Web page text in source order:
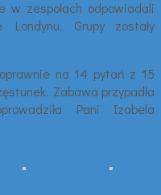
w zespołach odpowiadali
Grupy zostały
na 14 pytań z 15
Zabawa przypadła
Pani Izabela